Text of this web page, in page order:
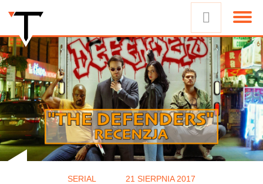
SERIAL 21 SIERPNIA 2017